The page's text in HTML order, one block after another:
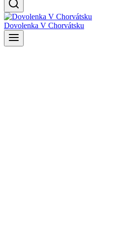
Dovolenka V Chorvátsku